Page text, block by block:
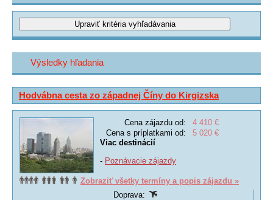
Výsledky hľadania
Hodvábna cesta zo západnej Číny do Kirgizska
Cena zájazdu od:
4 410 €
Cena s príplatkami od:
5 020 €
Viac destinácií
- Poznávacie zájazdy
Zobraziť všetky termíny a popis zájazdu »
Doprava: